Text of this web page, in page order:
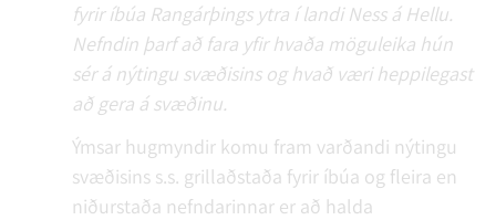
fyrir íbúa Rangárþings ytra í landi Ness á Hellu.
Nefndin þarf að fara yfir hvaða möguleika hún
sér á nýtingu svæðisins og hvað væri heppilegast
að gera á svæðinu.
Ýmsar hugmyndir komu fram varðandi nýtingu
svæðisins s.s. grillaðstaða fyrir íbúa og fleira en
niðurstaða nefndarinnar er að halda